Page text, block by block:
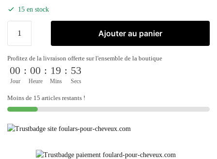
15 en stock
Ajouter au panier
Profitez de la livraison offerte sur l'ensemble de la boutique
00
Jour
: 00
Heure
: 19
Mins
: 53
Secs
Moins de 15 articles restants !